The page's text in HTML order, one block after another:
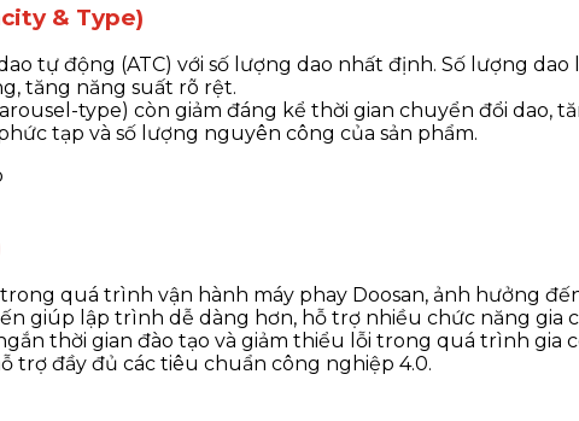
& Type)
tự động (ATC) với số lượng dao nhất định. Số lượng
tăng năng suất rõ rệt.
type) còn giảm đáng kể thời gian chuyển đổi dao,
tạp và số lượng nguyên công của sản phẩm.
quá trình vận hành máy phay Doosan, ảnh hưởng
giúp lập trình dễ dàng hơn, hỗ trợ nhiều chức năng gia
thời gian đào tạo và giảm thiểu lỗi trong quá trình gia
trợ đầy đủ các tiêu chuẩn công nghiệp 4.0.